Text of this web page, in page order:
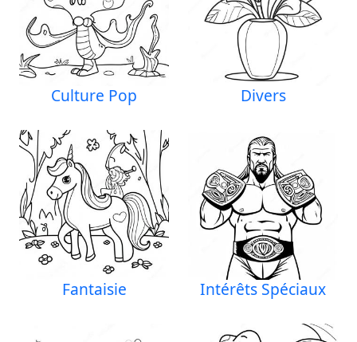
Culture Pop Divers
Fantaisie Intérêts Spéciaux